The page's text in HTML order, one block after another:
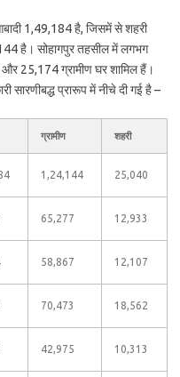
1,49,184 है, जिसमें से शहरी
है। सोहागपुर तहसील में लगभग
25,174 ग्रामीण घर शामिल हैं।
सारणीबद्ध प्रारूप में नीचे दी गई है –
ग्रामीण शहरी
1,24,144 25,040
65,277 12,933
58,867 12,107
70,473 18,562
42,975 10,313